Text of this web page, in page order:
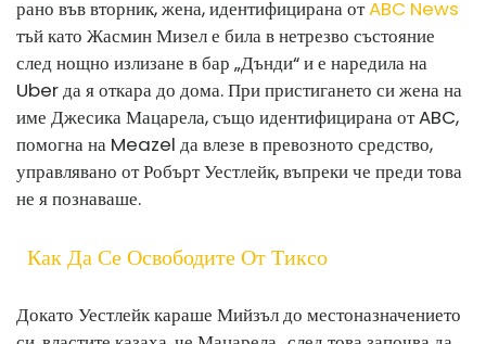
рано във вторник, жена, идентифицирана отABC News
тъй като Жасмин Мизел е била в нетрезво състояние
след нощно излизане в бар „Дънди“ и е наредила на
Uber да я откара до дома. При пристигането си жена на
име Джесика Мацарела, също идентифицирана от ABC,
помогна на Meazel да влезе в превозното средство,
управлявано от Робърт Уестлейк, въпреки че преди това
не я познаваше.
Как Да Се Освободите От Тиксо
Докато Уестлейк караше Мийзъл до местоназначението